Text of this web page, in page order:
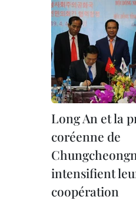
Long An et la
coréenne de
intensifient
coopération